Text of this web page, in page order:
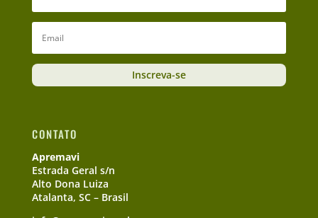
Inscreva-se
CONTATO
Apremavi
Estrada Geral s/n
Alto Dona Luiza
Atalanta, SC – Brasil